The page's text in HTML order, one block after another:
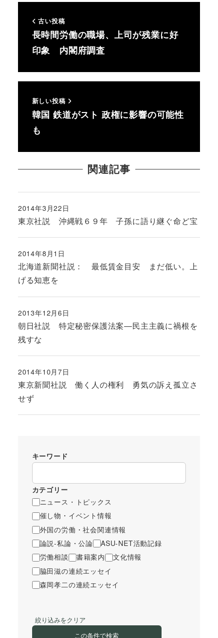
古い投稿
長時間労働の職場、上司が残業に好
印象 内閣府調査
新しい投稿
韓国 鉄道がスト 政権に影響の可能性
も
関連記事
東京社説 沖縄戦６９年 子孫に語り継ぐ命ど宝
投稿日
2014年3月22日
北海道新聞社説： 最低賃金目安 まだ低い。上
げる知恵を
投稿日
2014年8月1日
朝日社説 特定秘密保護法案―民主主義に禍根を
残すな
投稿日
2013年12月6日
東京新聞社説 働く人の権利 勇気の訴え孤立さ
せず
投稿日
2014年10月7日
キーワード
カテゴリー
ニュース・トピックス
催し物・イベント情報
外国の労働・社会関連情報
論説-私論・公論
ASU-NET活動記録
労働相談
書籍案内
文化情報
脇田滋の連続エッセイ
森岡孝二の連続エッセイ
絞り込みをクリア
この条件で検索